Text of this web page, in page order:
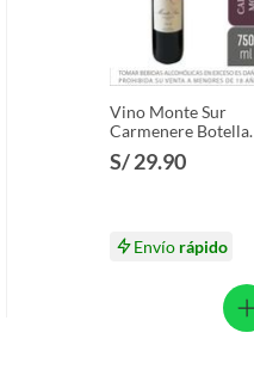
Vino Monte Sur
Carmenere Botella
750 mL
S/ 29.90
Envío rápido